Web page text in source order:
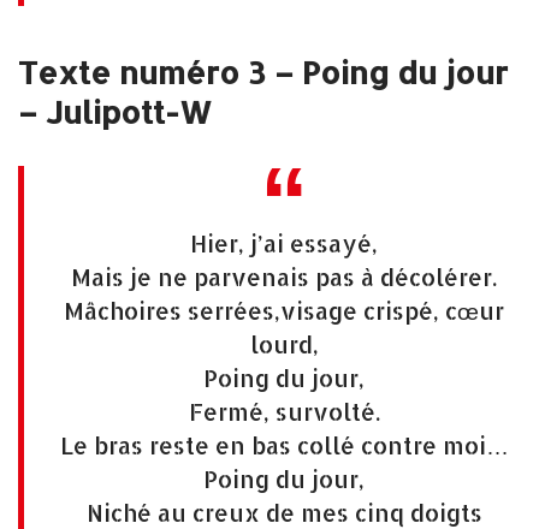
Texte numéro 3 – Poing du jour
– Julipott-W
Hier, j’ai essayé,
Mais je ne parvenais pas à décolérer.
Mâchoires serrées,visage crispé, cœur
lourd,
Poing du jour,
Fermé, survolté.
Le bras reste en bas collé contre moi…
Poing du jour,
Niché au creux de mes cinq doigts